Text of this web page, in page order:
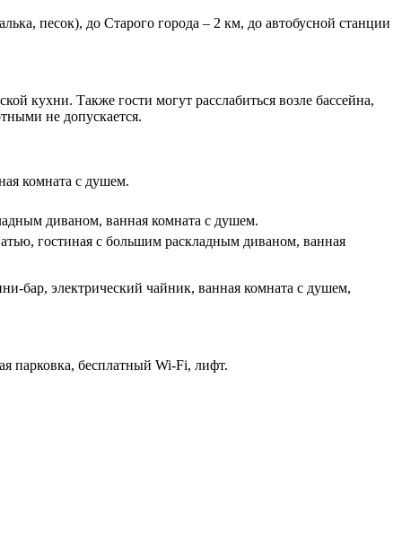
песок), до Старого города – 2 км, до автобусной станции
кухни. Также гости могут расслабиться возле бассейна,
не допускается.
комната с душем.
диваном, ванная комната с душем.
гостиная с большим раскладным диваном, ванная
бар, электрический чайник, ванная комната с душем,
парковка, бесплатный Wi-Fi, лифт.